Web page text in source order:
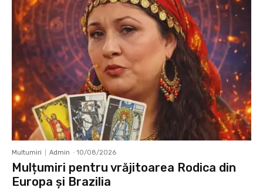
Multumiri Admin - 10/08/2026
Mulțumiri pentru vrăjitoarea Rodica din
Europa și Brazilia